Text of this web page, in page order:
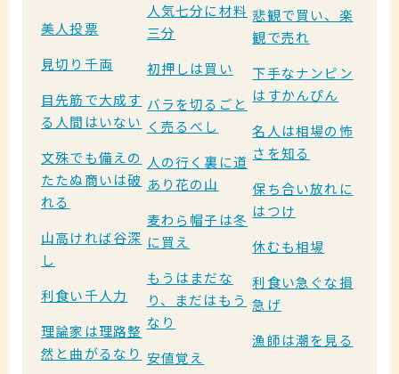
美人投票
見切り千両
目先筋で大成す
る人間はいない
文殊でも備えの
たたぬ商いは破
れる
山高ければ谷深
し
利食い千人力
理論家は理路整
然と曲がるなり
人気七分に材料
三分
初押しは買い
バラを切るごと
く売るべし
人の行く裏に道
あり花の山
麦わら帽子は冬
に買え
もうはまだな
り、まだはもう
なり
安値覚え
悲観で買い、楽
観で売れ
下手なナンピン
はすかんぴん
名人は相場の怖
さを知る
保ち合い放れに
はつけ
休むも相場
利食い急ぐな損
急げ
漁師は潮を見る